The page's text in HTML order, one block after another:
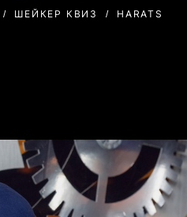
ШЕЙКЕР КВИЗ HARATS